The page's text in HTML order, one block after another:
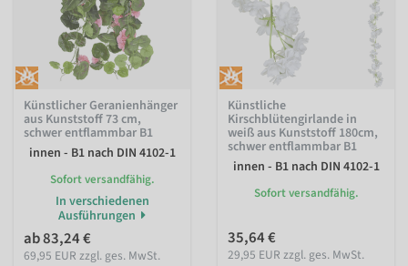
Künstlicher Geranienhänger
aus Kunststoff 73 cm,
schwer entflammbar B1
innen - B1 nach DIN 4102-1
Sofort versandfähig.
In verschiedenen
Ausführungen
ab 83,24 €
69,95 EUR zzgl. ges. MwSt.
Künstliche
Kirschblütengirlande in
weiß aus Kunststoff 180cm,
schwer entflammbar B1
innen - B1 nach DIN 4102-1
Sofort versandfähig.
35,64 €
29,95 EUR zzgl. ges. MwSt.